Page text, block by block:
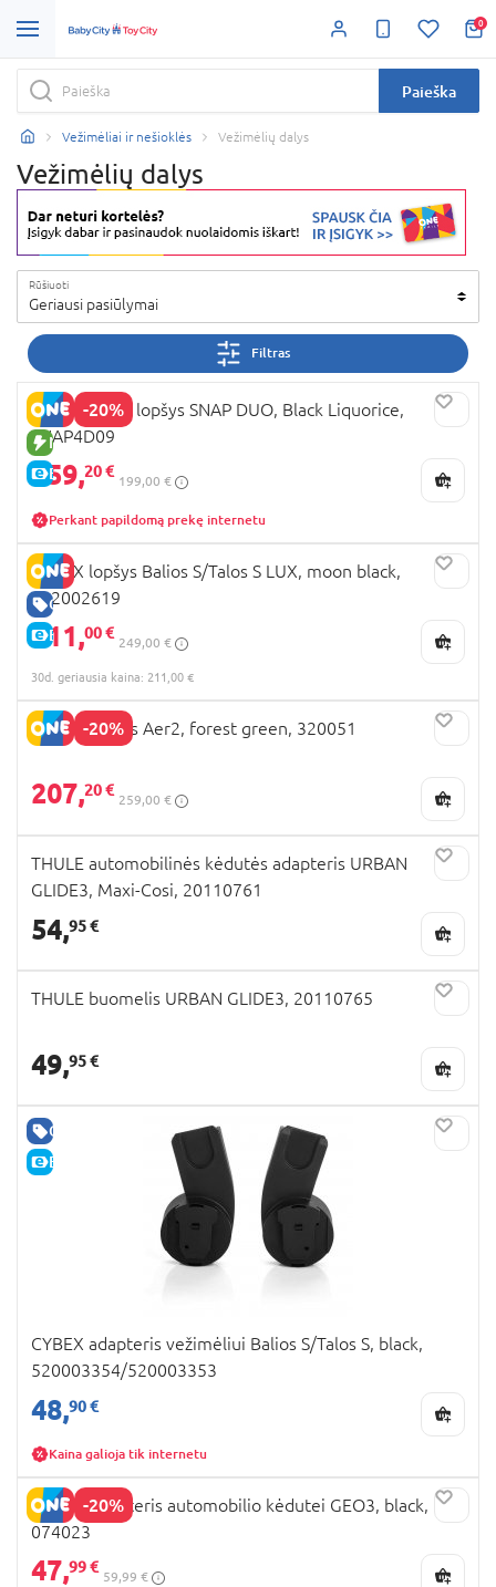
0
Paieška
Vežimėliai ir nešioklės Vežimėlių dalys
Vežimėlių dalys
Rūšiuoti
Geriausi pasiūlymai
Filtras
-20%
NAUJA PREKĖ
E-KAINA
VALCO BABY lopšys SNAP DUO, Black Liquorice,
SNAP4D09
159,20 €
199,00 €
Perkant papildomą prekę internetu
GERA KAINA
E-KAINA
CYBEX lopšys Balios S/Talos S LUX, moon black,
522002619
211,00 €
249,00 €
30d. geriausia kaina: 211,00 €
-20%
JOOLZ lopšys Aer2, forest green, 320051
207,20 €
259,00 €
THULE automobilinės kėdutės adapteris URBAN
GLIDE3, Maxi-Cosi, 20110761
54,95 €
THULE buomelis URBAN GLIDE3, 20110765
49,95 €
GERA KAINA
E-KAINA
CYBEX adapteris vežimėliui Balios S/Talos S, black,
520003354/520003353
48,90 €
Kaina galioja tik internetu
-20%
JOOLZ adapteris automobilio kėdutei GEO3, black,
074023
47,99 €
59,99 €